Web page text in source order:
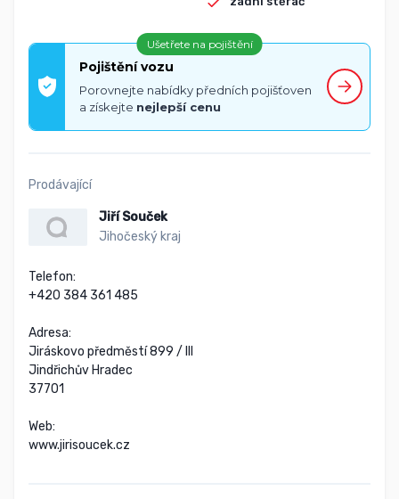
Ušetřete na pojištění
Pojištění vozu
Porovnejte nabídky předních pojišťoven
a získejte nejlepší cenu
Prodávající
Jiří Souček
Jihočeský kraj
Telefon:
+420 384 361 485
Adresa:
Jiráskovo předměstí 899 / III
Jindřichův Hradec
37701
Web:
www.jirisoucek.cz